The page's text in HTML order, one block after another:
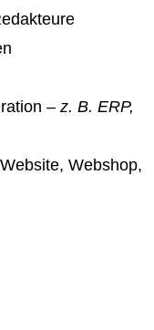
– z. B. ERP,
Webshop,